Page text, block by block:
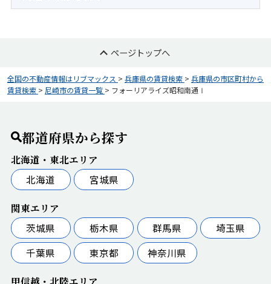
ページトップへ
全国の不動産情報はリブマックス > 兵庫県の賃貸検索 > 兵庫県の市区町村から
賃貸検索 > 尼崎市の賃貸一覧 > フォーリアライズ昭和南通Ⅰ
都道府県から探す
北海道・東北エリア
北海道
宮城県
関東エリア
茨城県
栃木県 群馬県
埼玉県
千葉県
東京都 神奈川県
甲信越・北陸エリア